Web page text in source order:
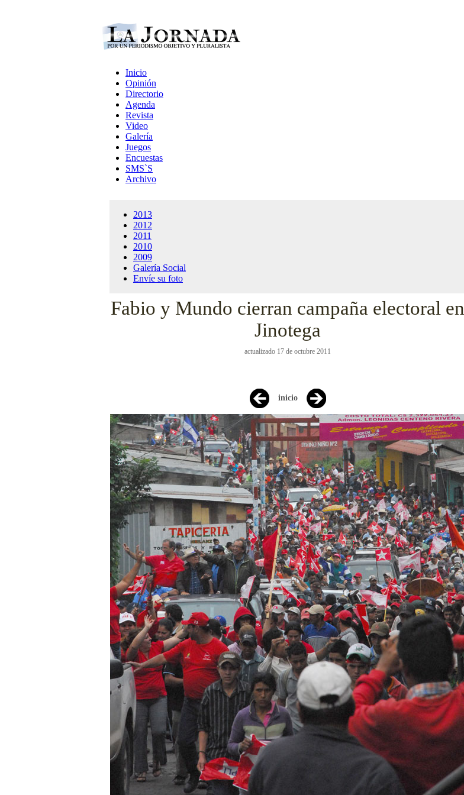
Inicio
Opinión
Directorio
Agenda
Revista
Video
Galería
Juegos
Encuestas
SMS`S
Archivo
2013
2012
2011
2010
2009
Galería Social
Envíe su foto
Fabio y Mundo cierran campaña electoral en
Jinotega
actualizado 17 de octubre 2011
inicio